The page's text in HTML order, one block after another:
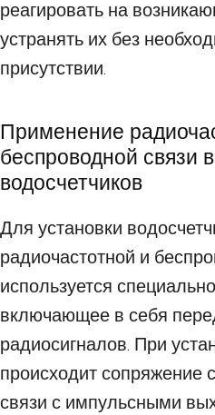
реагировать на
устранять их без
присутствии.
Применение
беспроводной связи
водосчетчиков
Для установки
радиочастотной и
используется
включающее в себя
радиосигналов. При
происходит сопряжение
связи с импульсными